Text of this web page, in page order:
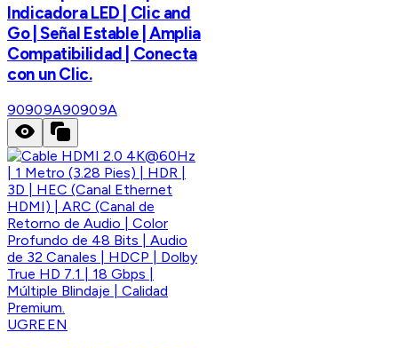
Indicadora LED | Clic and
Go | Señal Estable | Amplia
Compatibilidad | Conecta
con un Clic.
90909A90909A
UGREEN